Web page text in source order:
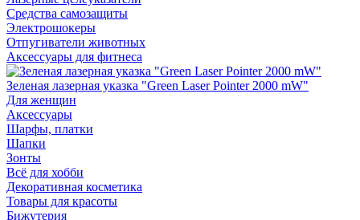
Средства самозащиты
Электрошокеры
Отпугиватели животных
Аксессуары для фитнеса
Зеленая лазерная указка "Green Laser Pointer 2000 mW"
Для женщин
Аксессуары
Шарфы, платки
Шапки
Зонты
Всё для хобби
Декоративная косметика
Товары для красоты
Бижутерия